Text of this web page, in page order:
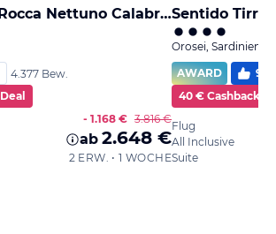
Aldiana Club Rocca Nettuno Calabria
4.377 Bew.
Deal
- 1.168 € 3.816 €
ab 2.648 €
2 ERW. • 1 WOCHE
Sentido
Orosei, Sardinien
AWARD
90
40 € Cashback
Flug
All Inclusive
Suite